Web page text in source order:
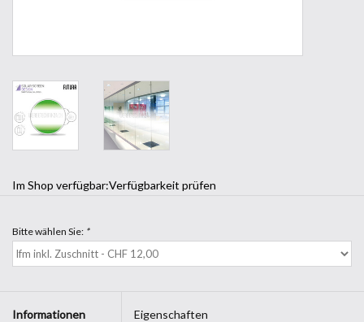
Im Shop verfügbar:Verfügbarkeit prüfen
Bitte wählen Sie: *
Informationen Eigenschaften